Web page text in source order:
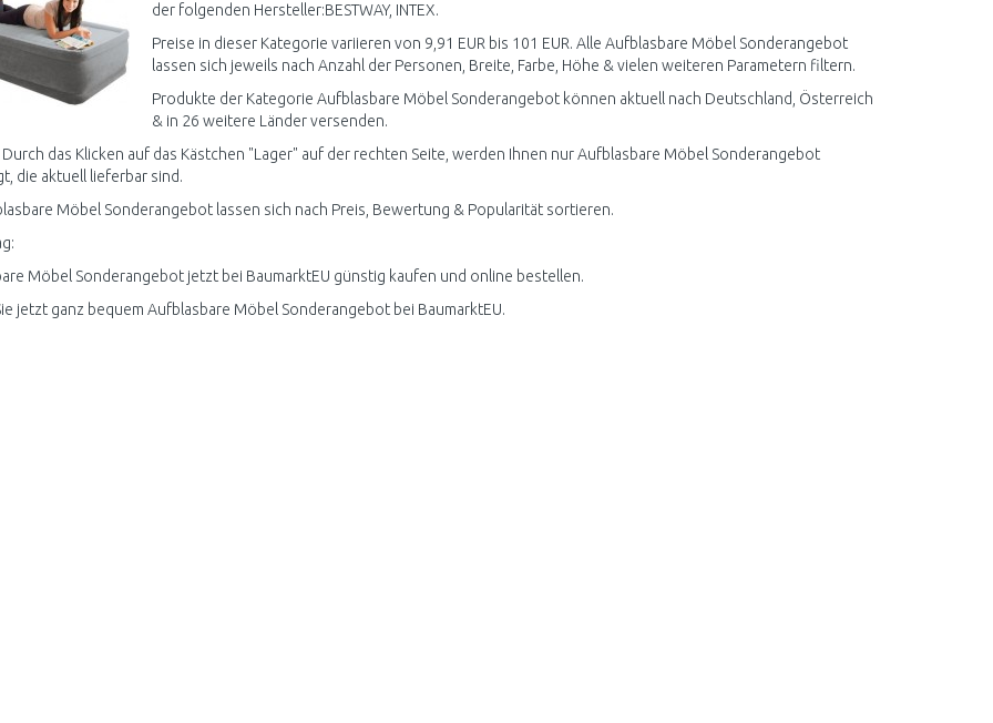
der folgenden Hersteller:BESTWAY, INTEX.
Preise in dieser Kategorie variieren von 9,91 EUR bis 101 EUR. Alle Aufblasbare Möbel Sonderangebot
lassen sich jeweils nach Anzahl der Personen, Breite, Farbe, Höhe & vielen weiteren Parametern filtern.
Produkte der Kategorie Aufblasbare Möbel Sonderangebot können aktuell nach Deutschland, Österreich
& in 26 weitere Länder versenden.
Durch das Klicken auf das Kästchen "Lager" auf der rechten Seite, werden Ihnen nur Aufblasbare Möbel Sonderangebot
die aktuell lieferbar sind.
Möbel Sonderangebot lassen sich nach Preis, Bewertung & Popularität sortieren.
Möbel Sonderangebot jetzt bei BaumarktEU günstig kaufen und online bestellen.
jetzt ganz bequem Aufblasbare Möbel Sonderangebot bei BaumarktEU.